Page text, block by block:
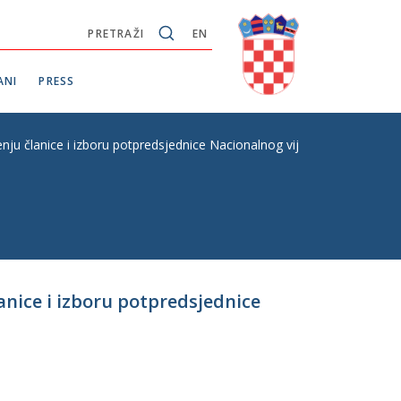
EN
PRETRAŽI
PRESS
članice i izboru potpredsjednice Nacionalnog vijeća za praćenje
i izboru potpredsjednice